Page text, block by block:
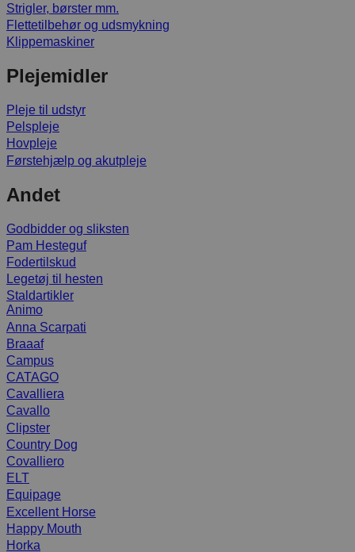
Strigler, børster mm.
Flettetilbehør og udsmykning
Klippemaskiner
Plejemidler
Pleje til udstyr
Pelspleje
Hovpleje
Førstehjælp og akutpleje
Andet
Godbidder og sliksten
Pam Hesteguf
Fodertilskud
Legetøj til hesten
Staldartikler
Animo
Anna Scarpati
Braaaf
Campus
CATAGO
Cavalliera
Cavallo
Clipster
Country Dog
Covalliero
ELT
Equipage
Excellent Horse
Happy Mouth
Horka